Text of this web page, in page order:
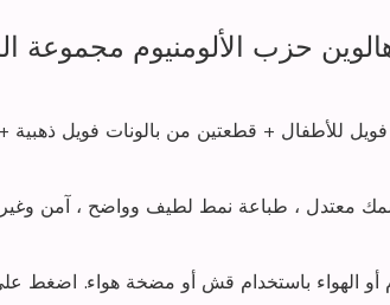
حزب الألومنيوم مجموعة
للأطفال + قطعتين من بالونات فويل
معتدل ، طباعة نمط لطيف وواضح ، آمن وغير